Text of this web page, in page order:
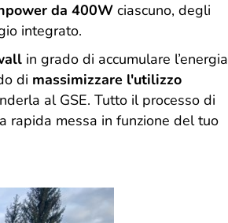
da 400W ciascuno, degli
integrato.
in grado di accumulare l’energia
di massimizzare l'utilizzo
al GSE. Tutto il processo di
rapida messa in funzione del tuo